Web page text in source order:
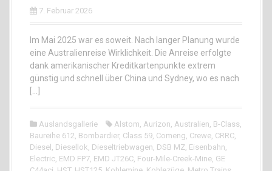
7. Februar 2026
Im Mai 2025 war es soweit. Nach langer Planung wurde
eine Australienreise Wirklichkeit. Die Anreise erfolgte
dank amerikanischer Kreditkartenpunkte extrem
günstig und schnell über China und Sydney, wo es nach
Auslandsgallerie Alstom, Aurizon, Australien, B-Class,
Baureihe 612, Bombardier, Class 59, Comeng, Crewe, CRRC,
Diesel , Diesellok, Dieseltriebwagen, DSB MZ, Eisenbahn,
Electric, EMD FP7, EMD JT26C, Four-Mile-Creek-Mine, GE